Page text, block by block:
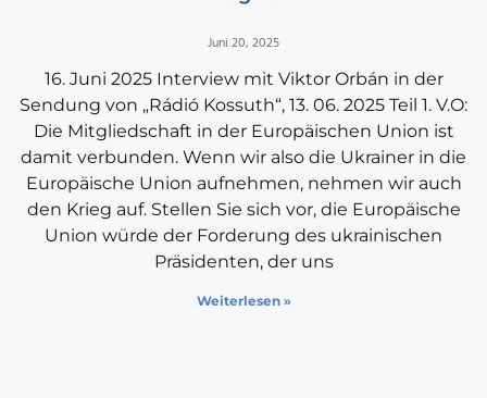
Juni 20, 2025
16. Juni 2025 Interview mit Viktor Orbán in der
Sendung von „Rádió Kossuth“, 13. 06. 2025 Teil 1. V.O:
Die Mitgliedschaft in der Europäischen Union ist
damit verbunden. Wenn wir also die Ukrainer in die
Europäische Union aufnehmen, nehmen wir auch
den Krieg auf. Stellen Sie sich vor, die Europäische
Union würde der Forderung des ukrainischen
Präsidenten, der uns
Weiterlesen »